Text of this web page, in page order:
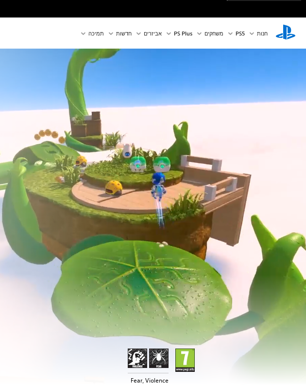
חנות PS5‏ משחקים PS Plus אביזרים חדשות תמיכה
Fear, Violence